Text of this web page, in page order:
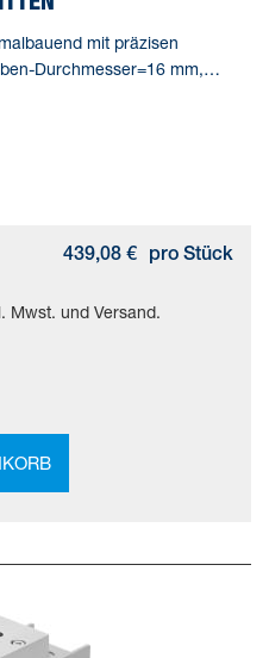
mit präzisen
Durchmesser=16 mm,
439,08 € pro Stück
Mwst. und Versand.